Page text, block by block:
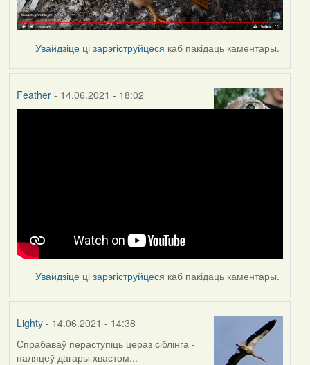
Увайдзіце цізарэгіструйцеся каб пакідаць каментары.
Feather- 14.06.2021 - 18:02
Увайдзіце цізарэгіструйцеся каб пакідаць каментары.
Lighty- 14.06.2021 - 14:38
Спрабаваў пераступіць цераз сіблінга -
паляцеў дагары хвастом...